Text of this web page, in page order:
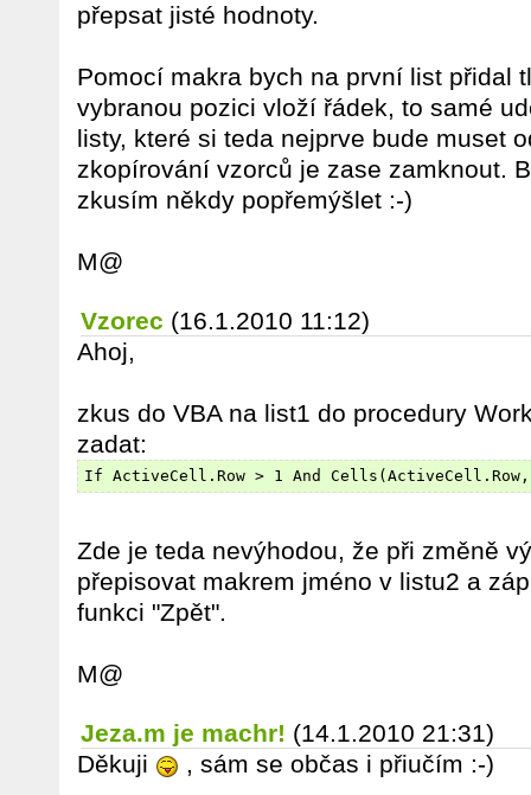
přepsat jisté hodnoty.
Pomocí makra bych na první list přidal
vybranou pozici vloží řádek, to samé
listy, které si teda nejprve bude muset
zkopírování vzorců je zase zamknout.
zkusím někdy popřemýšlet :-)
M@
Vzorec (16.1.2010 11:12)
Ahoj,
zkus do VBA na list1 do procedury
zadat:
If ActiveCell.Row > 1 And
Zde je teda nevýhodou, že při změně
přepisovat makrem jméno v listu2 a
funkci "Zpět".
M@
Jeza.m je machr! (14.1.2010 21:31)
Děkuji
, sám se občas i přiučím :-)